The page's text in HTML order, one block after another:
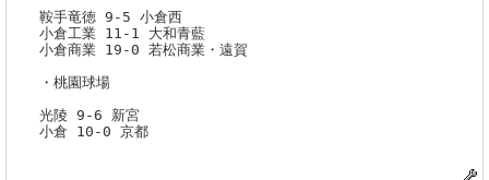
鞍手竜徳 9-5 小倉西
小倉工業 11-1 大和青藍
小倉商業 19-0 若松商業・遠賀
・桃園球場
光陵 9-6 新宮
小倉 10-0 京都